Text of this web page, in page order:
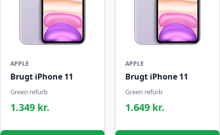
APPLE
Brugt iPhone 11
Green refurb
1.349 kr.
APPLE
Brugt iPhone 11
Green refurb
1.649 kr.